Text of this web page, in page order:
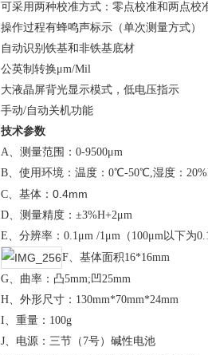
可采用两种校准方式：零点校准和两点校
操作过程有蜂鸣声标示（单次测量方式）
自动识别铁基和非铁基底材
公英制转换μm/Mil
大液晶屏背光显示模式，低电压指示
手动/自动关机功能
技术参数
A、测量范围：0-9500μm
B、使用环境：温度：0℃-50℃,湿度：
C、 基体：0.4mm
D、测量精度：±3%H+2μm
E、分辨率：0.1μm /1μm（100μm以下为
F、 基体面积16*16mm
G、曲率：凸5mm;凹25mm
H、外形尺寸：130mm*70mm*24mm
I、重量：100g
J、电源：三节（7号）碱性电池